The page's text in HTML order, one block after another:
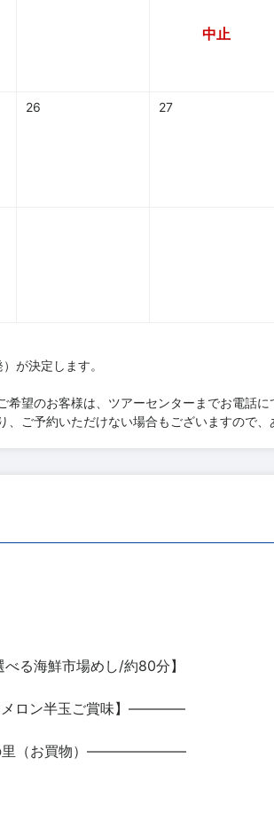
中止
26 27
が決定します。
望のお客様は、ツアーセンターまでお電話
ご予約いただけない場合もございますので
る海鮮市場めし/約80分】
メロン半玉ご賞味】――――
里（お買物）―――――――